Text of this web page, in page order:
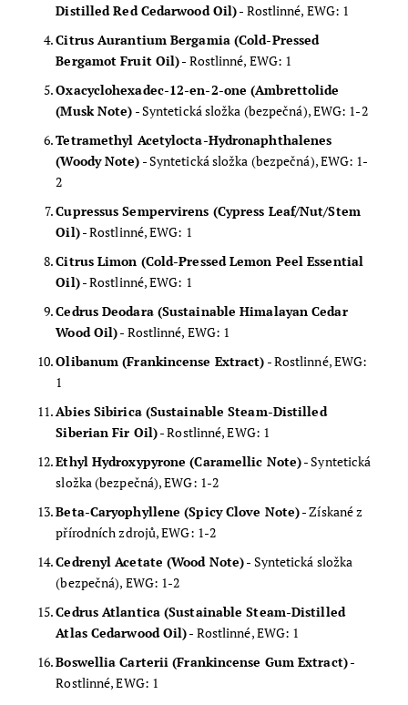
Distilled Red Cedarwood Oil)- Rostlinné, EWG: 1
Citrus Aurantium Bergamia (Cold-Pressed
Bergamot Fruit Oil)- Rostlinné, EWG: 1
Oxacyclohexadec-12-en-2-one (Ambrettolide
(Musk Note) - Syntetická složka (bezpečná), EWG: 1-2
Tetramethyl Acetylocta-Hydronaphthalenes
(Woody Note) - Syntetická složka (bezpečná), EWG: 1-
2
Cupressus Sempervirens (Cypress Leaf/Nut/Stem
Oil)- Rostlinné, EWG: 1
Citrus Limon (Cold-Pressed Lemon Peel Essential
Oil)- Rostlinné, EWG: 1
Cedrus Deodara (Sustainable Himalayan Cedar
Wood Oil)- Rostlinné, EWG: 1
Olibanum (Frankincense Extract) - Rostlinné, EWG:
1
Abies Sibirica (Sustainable Steam-Distilled
Siberian Fir Oil)- Rostlinné, EWG: 1
Ethyl Hydroxypyrone (Caramellic Note)- Syntetická
složka (bezpečná), EWG: 1-2
Beta-Caryophyllene (Spicy Clove Note)- Získané z
přírodních zdrojů, EWG: 1-2
Cedrenyl Acetate (Wood Note)- Syntetická složka
(bezpečná), EWG: 1-2
Cedrus Atlantica (Sustainable Steam-Distilled
Atlas Cedarwood Oil)- Rostlinné, EWG: 1
Boswellia Carterii (Frankincense Gum Extract)-
Rostlinné, EWG: 1